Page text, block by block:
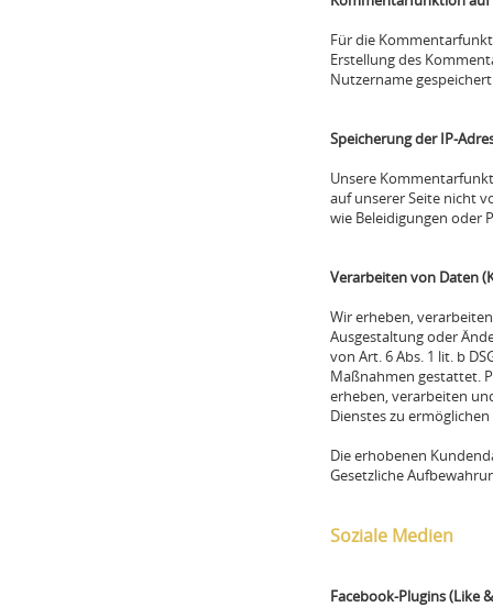
Für die
Erstellung des
Nutzername
Speicherung der IP-
Unsere
auf unserer Seite nicht
wie Beleidigungen oder
Verarbeiten von Daten
Wir erheben,
Ausgestaltung oder
von Art. 6 Abs. 1 lit. b
Maßnahmen gestattet.
erheben, verarbeiten
Dienstes zu
Die erhobenen
Gesetzliche
Soziale Medien
Facebook-Plugins (Like